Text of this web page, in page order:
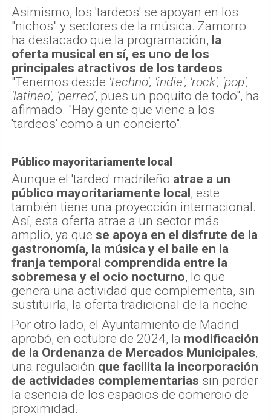
Asimismo, los 'tardeos' se apoyan en los
"nichos" y sectores de la música. Zamorro
ha destacado que la programación, la
oferta musical en sí, es uno de los
principales atractivos de los tardeos.
"Tenemos desde 'techno', 'indie', 'rock', 'pop',
'latineo', 'perreo', pues un poquito de todo", ha
afirmado. "Hay gente que viene a los
'tardeos' como a un concierto".
Público mayoritariamente local
Aunque el 'tardeo' madrileño atrae a un
público mayoritariamente local, este
también tiene una proyección internacional.
Así, esta oferta atrae a un sector más
amplio, ya que se apoya en el disfrute de la
gastronomía, la música y el baile en la
franja temporal comprendida entre la
sobremesa y el ocio nocturno, lo que
genera una actividad que complementa, sin
sustituirla, la oferta tradicional de la noche.
Por otro lado, el Ayuntamiento de Madrid
aprobó, en octubre de 2024, la modificación
de la Ordenanza de Mercados Municipales,
una regulación que facilita la incorporación
de actividades complementarias sin perder
la esencia de los espacios de comercio de
proximidad.